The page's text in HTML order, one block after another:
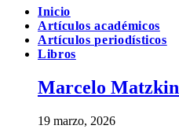
Inicio
Artículos académicos
Artículos periodísticos
Libros
Marcelo
19 marzo, 2026